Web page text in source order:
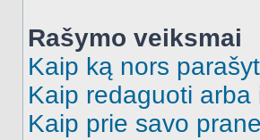
Rašymo veiksmai
Kaip ką nors
Kaip redaguoti
Kaip prie savo